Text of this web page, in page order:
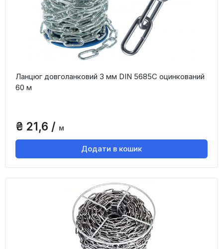
Ланцюг довголанковий 3 мм DIN 5685C оцинкований
60 м
₴ 21,6 / м
Додати в кошик